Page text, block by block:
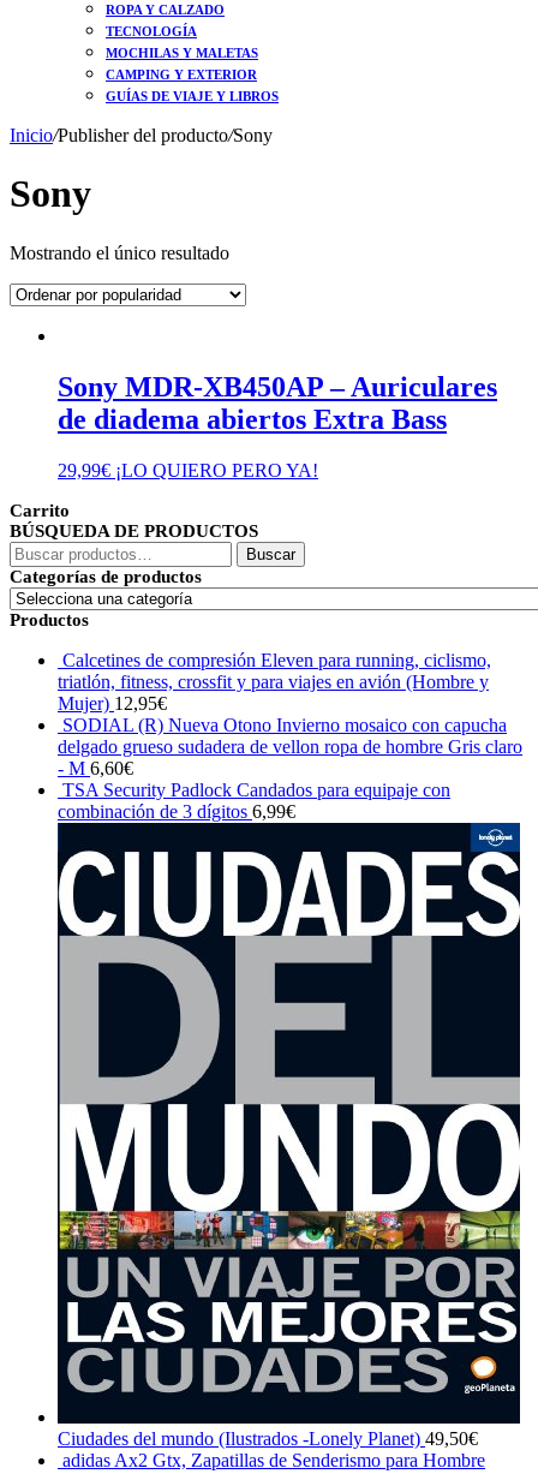
ROPA Y CALZADO
TECNOLOGÍA
MOCHILAS Y MALETAS
CAMPING Y EXTERIOR
GUÍAS DE VIAJE Y LIBROS
Inicio/Publisher del producto/Sony
Sony
Mostrando el único resultado
Sony MDR-XB450AP – Auriculares
de diadema abiertos Extra Bass
29,99€ ¡LO QUIERO PERO YA!
Carrito
BÚSQUEDA DE PRODUCTOS
Buscar
por:
Buscar
Categorías de productos
Productos
Calcetines de compresión Eleven para running, ciclismo,
triatlón, fitness, crossfit y para viajes en avión (Hombre y
Mujer) 12,95€
SODIAL (R) Nueva Otono Invierno mosaico con capucha
delgado grueso sudadera de vellon ropa de hombre Gris claro
- M 6,60€
TSA Security Padlock Candados para equipaje con
combinación de 3 dígitos 6,99€
Ciudades del mundo (Ilustrados -Lonely Planet) 49,50€
adidas Ax2 Gtx, Zapatillas de Senderismo para Hombre